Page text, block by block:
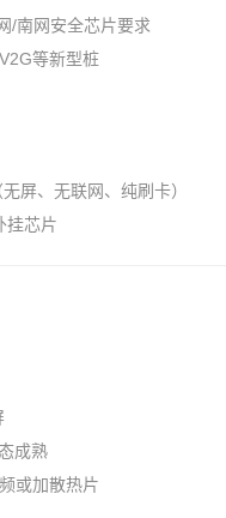
/南网安全芯片要求
等新型桩
屏、无联网、纯刷卡）
挂芯片
成熟
或加散热片